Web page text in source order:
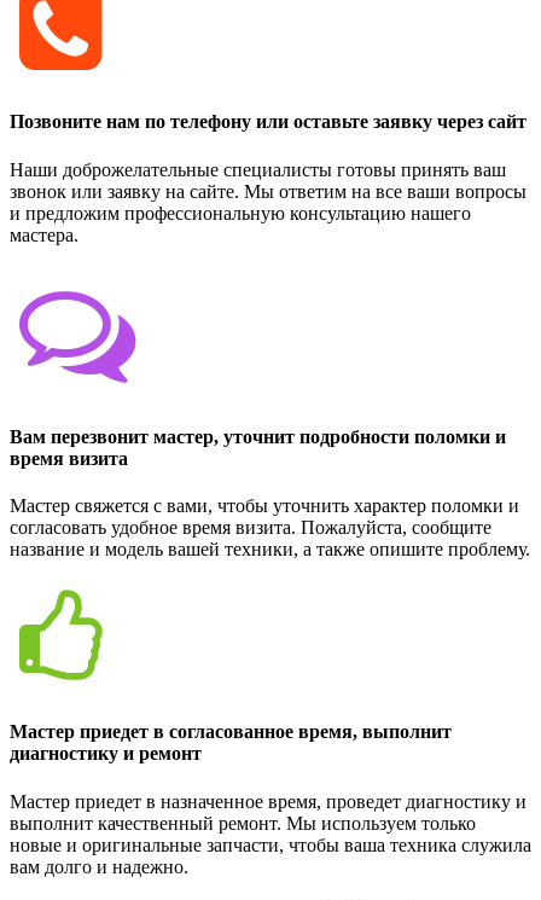
Позвоните нам по телефону или оставьте заявку через сайт
Наши доброжелательные специалисты готовы принять ваш
звонок или заявку на сайте. Мы ответим на все ваши вопросы
и предложим профессиональную консультацию нашего
мастера.
Вам перезвонит мастер, уточнит подробности поломки и
время визита
Мастер свяжется с вами, чтобы уточнить характер поломки и
согласовать удобное время визита. Пожалуйста, сообщите
название и модель вашей техники, а также опишите проблему.
Мастер приедет в согласованное время, выполнит
диагностику и ремонт
Мастер приедет в назначенное время, проведет диагностику и
выполнит качественный ремонт. Мы используем только
новые и оригинальные запчасти, чтобы ваша техника служила
вам долго и надежно.